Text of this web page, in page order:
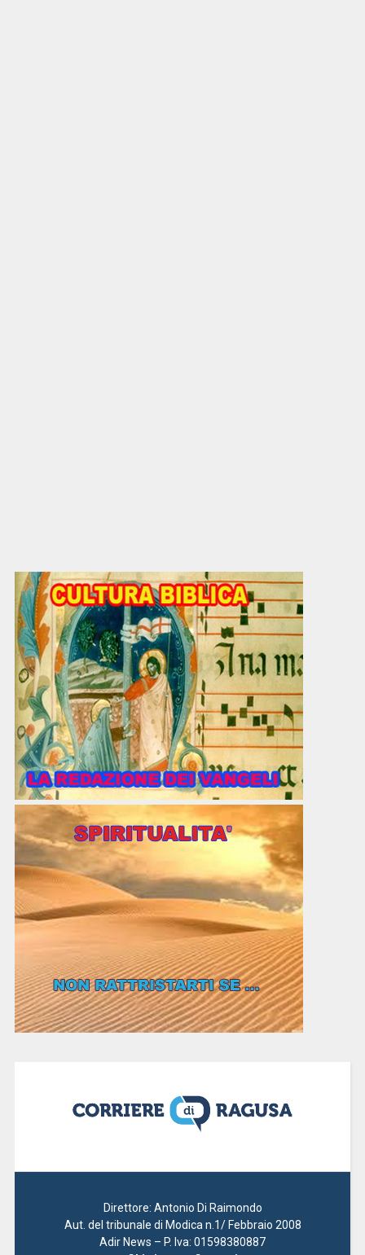
Direttore: Antonio Di Raimondo
Aut. del tribunale di Modica n.1/ Febbraio 2008
Adir News – P. Iva: 01598380887